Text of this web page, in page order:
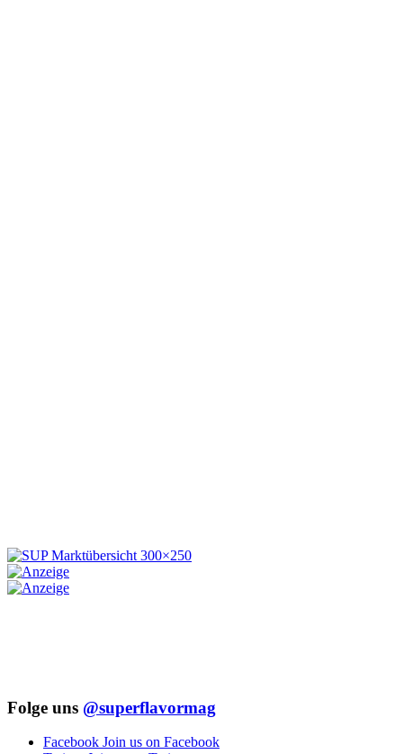
Folge uns @superflavormag
Facebook Join us on Facebook